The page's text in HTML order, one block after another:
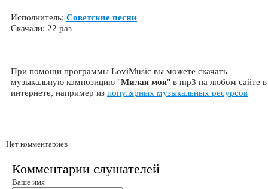
Исполнитель: Советские песни
Скачали: 22 раз
При помощи программы LoviMusic вы можете скачать
музыкальную композицию "Милая моя" в mp3 на любом сайте в
интернете, например из популярных музыкальных ресурсов
Нет комментариев
Комментарии слушателей
Ваше имя